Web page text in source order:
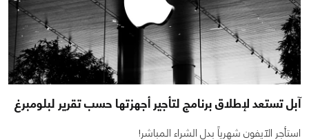
آبل تستعد لإطلاق برنامج لتأجير أجهزتها حسب تقرير لبلومبرغ
استأجر الآيفون شهرياً بدل الشراء المباشر!